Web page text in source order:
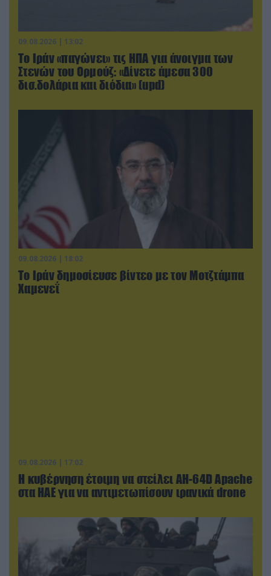
09.08.2026 | 13:02
Το Ιράν «παγώνει» τις ΗΠΑ για άνοιγμα των
Στενών του Ορμούζ: «Δίνετε άμεσα 300
δισ.δολάρια και διόδια» (upd)
09.08.2026 | 18:02
Το Ιράν δημοσίευσε βίντεο με τον Μοτζτάμπα
Χαμενεΐ
09.08.2026 | 17:02
Η κυβέρνηση έτοιμη να στείλει AH-64D Apache
στα ΗΑΕ για να αντιμετωπίσουν ιρανικά drone